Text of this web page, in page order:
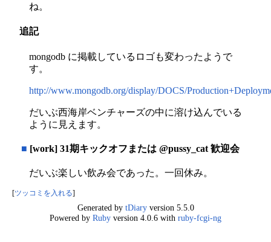
ね。
追記
mongodb に掲載しているロゴも変わったようで
す。
http://www.mongodb.org/display/DOCS/
だいぶ西海岸ベンチャーズの中に溶け込んでいる
ように見えます。
■ [work] 31期キックオフまたは @pussy_cat 歓迎会
だいぶ楽しい飲み会であった。一回休み。
[ツッコミを入れる]
Generated by tDiaryversion 5.5.0
Powered by Ruby version 4.0.6 with ruby-fcgi-ng